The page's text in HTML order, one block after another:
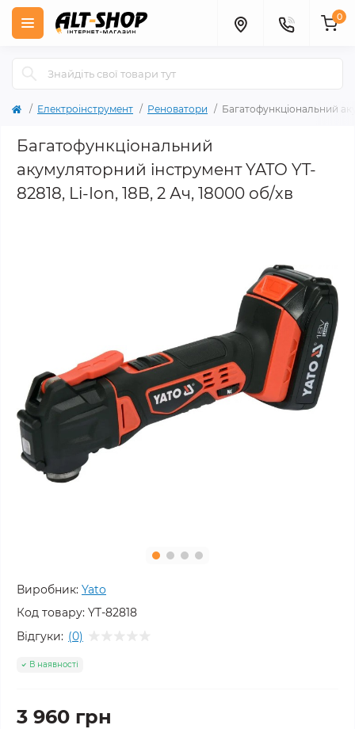
0
Електроінструмент Реноватори Багатофункціональний
Багатофункціональний
акумуляторний інструмент YATO YT-
82818, Li-Ion, 18В, 2 Ач, 18000 об/хв
Виробник: Yato
Код товару: YT-82818
Відгуки: (0)
В наявності
3 960 грн